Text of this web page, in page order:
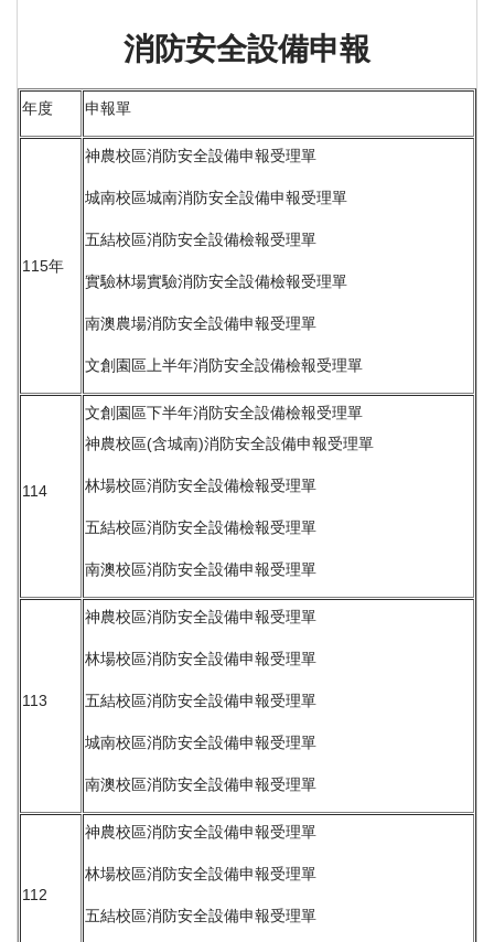
消防安全設備申報
年度 申報單
115年
神農校區消防安全設備申報受理單
城南校區城南消防安全設備申報受理單
五結校區消防安全設備檢報受理單
實驗林場實驗消防安全設備檢報受理單
南澳農場消防安全設備申報受理單
文創園區上半年消防安全設備檢報受理單
114
文創園區下半年消防安全設備檢報受理單
神農校區(含城南)消防安全設備申報受理單
林場校區消防安全設備檢報受理單
五結校區消防安全設備檢報受理單
南澳校區消防安全設備申報受理單
113
神農校區消防安全設備申報受理單
林場校區消防安全設備申報受理單
五結校區消防安全設備申報受理單
城南校區消防安全設備申報受理單
南澳校區消防安全設備申報受理單
112
神農校區消防安全設備申報受理單
林場校區消防安全設備申報受理單
五結校區消防安全設備申報受理單